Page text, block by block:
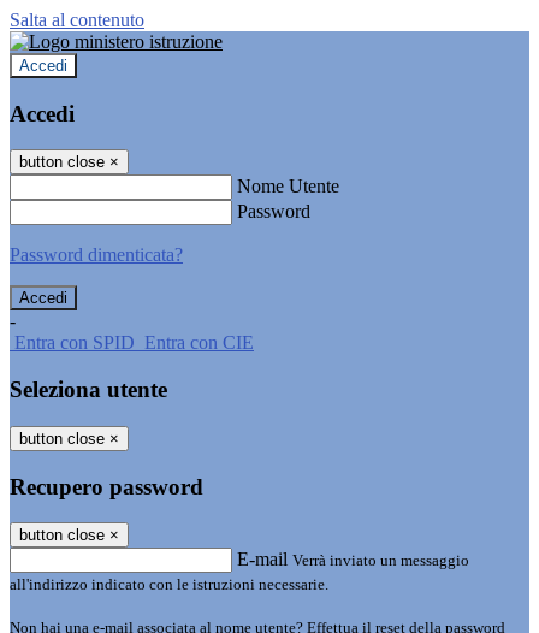
Salta al contenuto
Accedi
Accedi
button close ×
Nome Utente
Password
Password dimenticata?
-
Entra con SPID Entra con CIE
Seleziona utente
button close ×
Recupero password
button close ×
E-mail Verrà inviato un messaggio
all'indirizzo indicato con le istruzioni necessarie.
Non hai una e-mail associata al nome utente? Effettua il reset della password